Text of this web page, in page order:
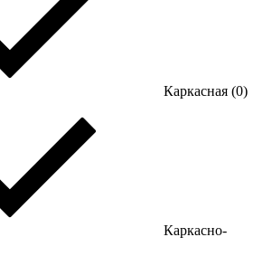
Каркасная (0)
Каркасно-